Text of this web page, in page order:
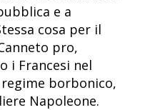
e a
cosa per il
pro,
i Francesi nel
borbonico,
Napoleone.